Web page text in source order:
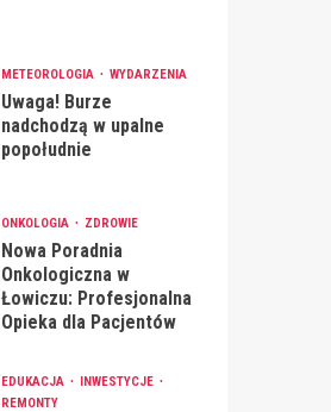
METEOROLOGIA WYDARZENIA
Uwaga! Burze
nadchodzą w upalne
popołudnie
ONKOLOGIA ZDROWIE
Nowa Poradnia
Onkologiczna w
Łowiczu: Profesjonalna
Opieka dla Pacjentów
EDUKACJA
INWESTYCJE
REMONTY